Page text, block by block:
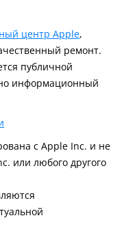
центр Apple,
ремонт.
публичной
информационный
c Apple Inc. и не
или любого другого